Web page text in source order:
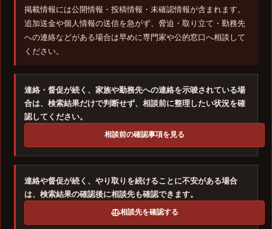
掲載情報には公開情報・投稿情報・未確認情報が含まれます。
追加送金や個人情報の送信を急がず、脅迫・取り立て・勤務先
への連絡などがある場合は早めに専門家や公的窓口へ相談して
ください。
連絡・督促が続く、家族や勤務先への連絡を示唆されている場
合は、検索結果だけで判断せず、相談前に整理したい状況を確
認してください。
相談前の確認事項を見る
連絡や督促が続く、やり取りを続けることに不安がある場合
は、検索結果の確認後に相談先も確認できます。
相談先を確認する